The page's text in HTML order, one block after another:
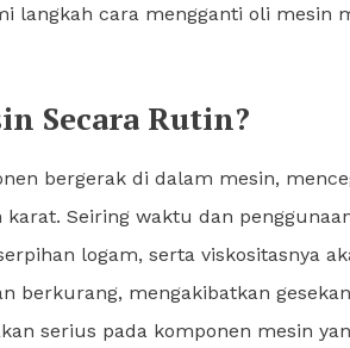
langkah cara mengganti oli mesin
Secara Rutin?
bergerak di dalam mesin,
Seiring waktu dan
logam, serta viskositasnya
berkurang, mengakibatkan
serius pada komponen mesin